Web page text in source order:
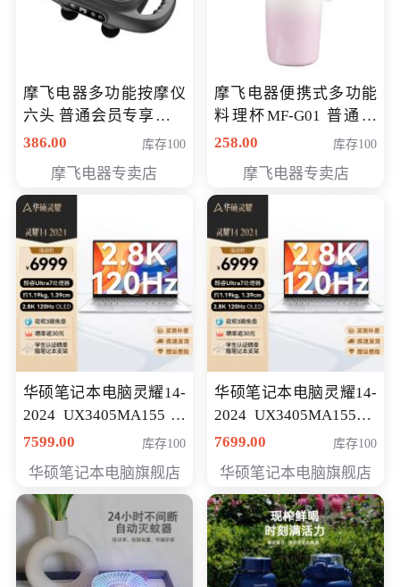
摩飞电器多功能按摩仪
六头 普通会员专享价格
199元
386.00 库存100
摩飞电器专卖店
摩飞电器便携式多功能
料理杯MF-G01 普通会
员专享价格118元
258.00 库存100
摩飞电器专卖店
华硕笔记本电脑灵耀14-
2024 UX3405MA155冰
川银 oled 智慧轻薄本 会
7599.00 库存100
华硕笔记本电脑旗舰店
华硕笔记本电脑灵耀14-
2024 UX3405MA155夜
空蓝 oled 智慧轻薄本 会
7699.00 库存100
华硕笔记本电脑旗舰店